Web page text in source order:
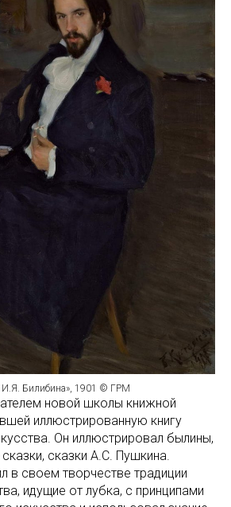
И.Я. Билибина», 1901 © ГРМ
новой школы книжной
иллюстрированную книгу
Он иллюстрировал былины,
сказки А.С. Пушкина.
в своем творчестве традиции
идущие от лубка, с принципами